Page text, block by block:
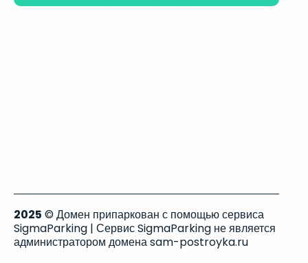
2025 © Домен припаркован с помощью сервиса
SigmaParking | Сервис SigmaParking не является
администратором домена sam-postroyka.ru